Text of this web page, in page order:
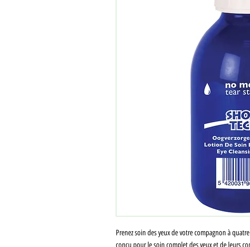
Prenez soin des yeux de votre compagnon à
conçu pour le soin complet des yeux et de leurs